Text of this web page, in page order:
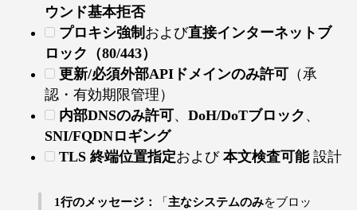
ウンド基本拒否
プロキシ強制 および直接インターネットブ
ロック（80/443）
更新/必須外部APIドメインのみ許可 （承
認・有効期限管理）
内部DNSのみ許可、 DoH/DoTブロック 、
SNI/FQDNロギング
TLS 終端位置指定および 本文検査可能設計
1行のメッセージ： 「主なシステムのみをブロッ